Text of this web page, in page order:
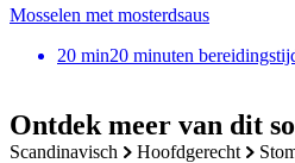
Ontdek meer van dit
scandinavisch hoofdgerecht
Mosselen met mosterdsaus
20 min20 minuten